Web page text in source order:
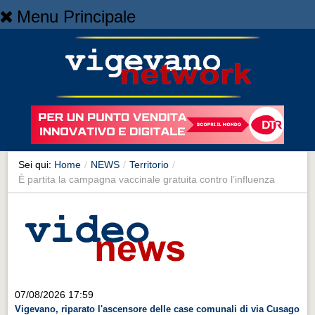
Menu Principale
NEWS
Cronaca
Cronaca
Artes et Artificia
Sport
Territorio
Sei qui: Home / NEWS / Territorio /
È partita la campagna vaccinale gratuita contro l’influenza
07/08/2026 17:59
Vigevano, riparato l'ascensore delle case comunali di via Cusago